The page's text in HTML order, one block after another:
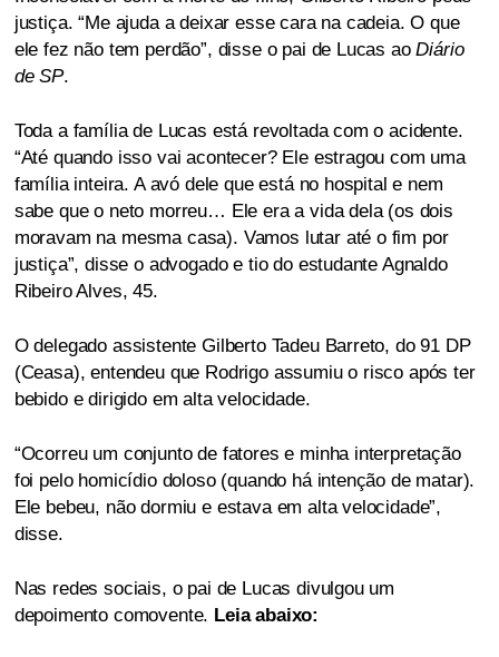
justiça. “Me ajuda a deixar esse cara na cadeia. O que
ele fez não tem perdão”, disse o pai de Lucas aoDiário
de SP.
Toda a família de Lucas está revoltada com o acidente.
“Até quando isso vai acontecer? Ele estragou com uma
família inteira. A avó dele que está no hospital e nem
sabe que o neto morreu… Ele era a vida dela (os dois
moravam na mesma casa). Vamos lutar até o fim por
justiça”, disse o advogado e tio do estudante Agnaldo
Ribeiro Alves, 45.
O delegado assistente Gilberto Tadeu Barreto, do 91 DP
(Ceasa), entendeu que Rodrigo assumiu o risco após ter
bebido e dirigido em alta velocidade.
“Ocorreu um conjunto de fatores e minha interpretação
foi pelo homicídio doloso (quando há intenção de matar).
Ele bebeu, não dormiu e estava em alta velocidade”,
disse.
Nas redes sociais, o pai de Lucas divulgou um
depoimento comovente. Leia abaixo: